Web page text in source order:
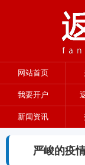
网站首页
我要开户
新闻资讯
严峻的疫